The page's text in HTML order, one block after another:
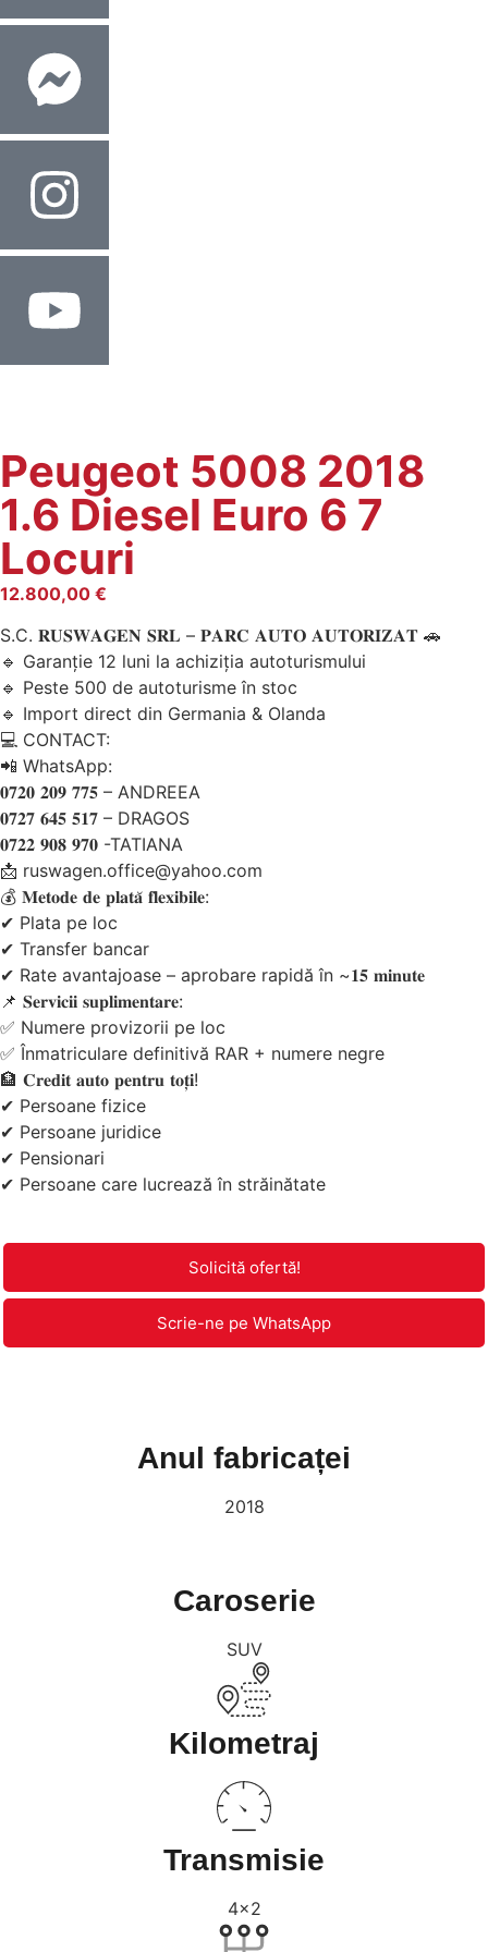
Peugeot 5008 2018
1.6 Diesel Euro 6 7
Locuri
12.800,00 €
S.C. 𝐑𝐔𝐒𝐖𝐀𝐆𝐄𝐍 𝐒𝐑𝐋 – 𝐏𝐀𝐑𝐂 𝐀𝐔𝐓𝐎 𝐀𝐔𝐓𝐎𝐑𝐈𝐙𝐀𝐓 🚗
🔹 Garanție 12 luni la achiziția autoturismului
🔹 Peste 500 de autoturisme în stoc
🔹 Import direct din Germania & Olanda
💻 CONTACT:
📲 WhatsApp:
𝟎𝟕𝟐𝟎 𝟐𝟎𝟗 𝟕𝟕𝟓 – ANDREEA
𝟎𝟕𝟐𝟕 𝟔𝟒𝟓 𝟓𝟏𝟕 – DRAGOS
𝟎𝟕𝟐𝟐 𝟗𝟎𝟖 𝟗𝟕𝟎 -TATIANA
📩 ruswagen.office@yahoo.com
💰 𝐌𝐞𝐭𝐨𝐝𝐞 𝐝𝐞 𝐩𝐥𝐚𝐭𝐚̆ 𝐟𝐥𝐞𝐱𝐢𝐛𝐢𝐥𝐞:
✔ Plata pe loc
✔ Transfer bancar
✔ Rate avantajoase – aprobare rapidă în ~𝟏𝟓 𝐦𝐢𝐧𝐮𝐭𝐞
📌 𝐒𝐞𝐫𝐯𝐢𝐜𝐢𝐢 𝐬𝐮𝐩𝐥𝐢𝐦𝐞𝐧𝐭𝐚𝐫𝐞:
✅ Numere provizorii pe loc
✅ Înmatriculare definitivă RAR + numere negre
🏦 𝐂𝐫𝐞𝐝𝐢𝐭 𝐚𝐮𝐭𝐨 𝐩𝐞𝐧𝐭𝐫𝐮 𝐭𝐨𝐭̦𝐢!
✔ Persoane fizice
✔ Persoane juridice
✔ Pensionari
✔ Persoane care lucrează în străinătate
Solicită ofertă!
Scrie-ne pe WhatsApp
Anul fabricaței
2018
Caroserie
SUV
Kilometraj
Transmisie
4x2